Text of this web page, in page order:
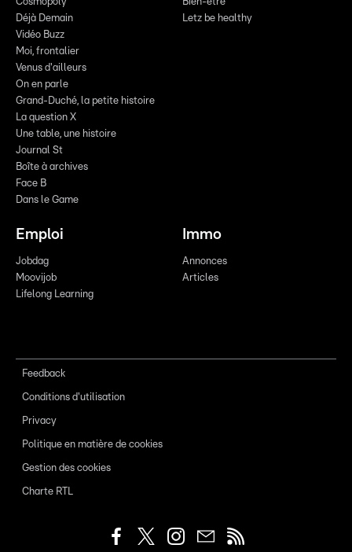
Cosmopoly
Déjà Demain
Vidéo Buzz
Moi, frontalier
Venus d'ailleurs
On en parle
Grand-Duché, la petite histoire
La question X
Une table, une histoire
Journal St
Boîte à archives
Face B
Dans le Game
Bien-être
Letz be healthy
Emploi
Jobdag
Moovijob
Lifelong Learning
Immo
Annonces
Articles
Feedback
Conditions d'utilisation
Privacy
Politique en matière de cookies
Gestion des cookies
Charte RTL